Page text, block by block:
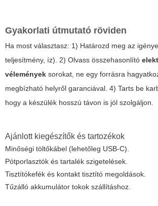
Gyakorlati útmutató röviden
Ha most választasz: 1) Határozd meg az
teljesítmény, íz). 2) Olvass összehasonlító
vélemények sorokat, ne egy forrásra
megbízható helyről garanciával. 4) Tarts be
hogy a készülék hosszú távon is jól szolgáljon.
Ajánlott kiegészítők és tartozékok
Minőségi töltőkábel (lehetőleg USB-C).
Pótporlasztók és tartalék szigetelések.
Tisztítókefék és kontakt tisztító megoldások.
Tűzálló akkumulátor tokok szállításhoz.